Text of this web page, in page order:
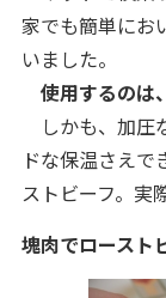
家でも簡単にお
いました。
使用するのは
しかも、加圧
ドな保温さえで
ストビーフ。実
塊肉でロースト